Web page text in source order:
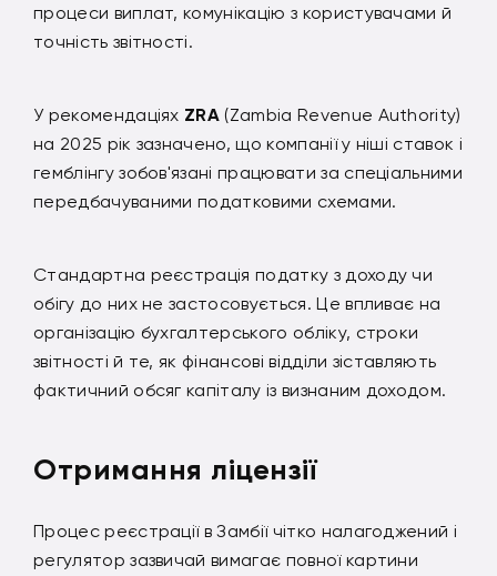
процеси виплат, комунікацію з користувачами й
точність звітності.
У рекомендаціях ZRA (Zambia Revenue Authority)
на 2025 рік зазначено, що компанії у ніші ставок і
гемблінгу зобов'язані працювати за спеціальними
передбачуваними податковими схемами.
Стандартна реєстрація податку з доходу чи
обігу до них не застосовується. Це впливає на
організацію бухгалтерського обліку, строки
звітності й те, як фінансові відділи зіставляють
фактичний обсяг капіталу із визнаним доходом.
Отримання ліцензії
Процес реєстрації в Замбії чітко налагоджений і
регулятор зазвичай вимагає повної картини